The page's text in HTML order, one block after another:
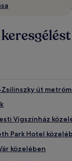
Zsilinszky út
Vígszínház
Park Hotel
közelében